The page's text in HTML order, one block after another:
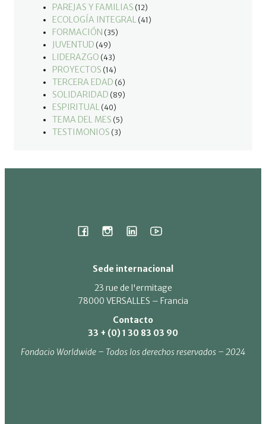
PAREJAS Y FAMILIAS (12)
ECOLOGÍA INTEGRAL (41)
FORMACIÓN (35)
JUVENTUD (49)
LIDERAZGO (43)
PROYECTOS (14)
TERCERA EDAD (6)
SOLIDARIDAD (89)
ESPIRITUAL (40)
TEMA DEL MES (5)
TESTIMONIOS (3)
Sede internacional
23 rue de l'ermitage
78000 VERSALLES – Francia
Contacto
33 + (0) 1 30 83 03 90
Fondacio Worldwide – Todos los derechos reservados – 2024